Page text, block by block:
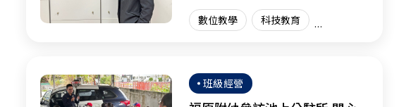
沺
數位教學 科技教育
臺灣現場
班級經營